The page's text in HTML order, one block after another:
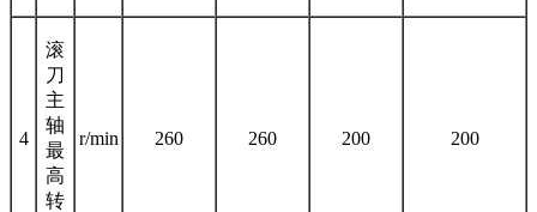
4
滚
刀
主
轴
最
高
转
r/min 260 260 200 200